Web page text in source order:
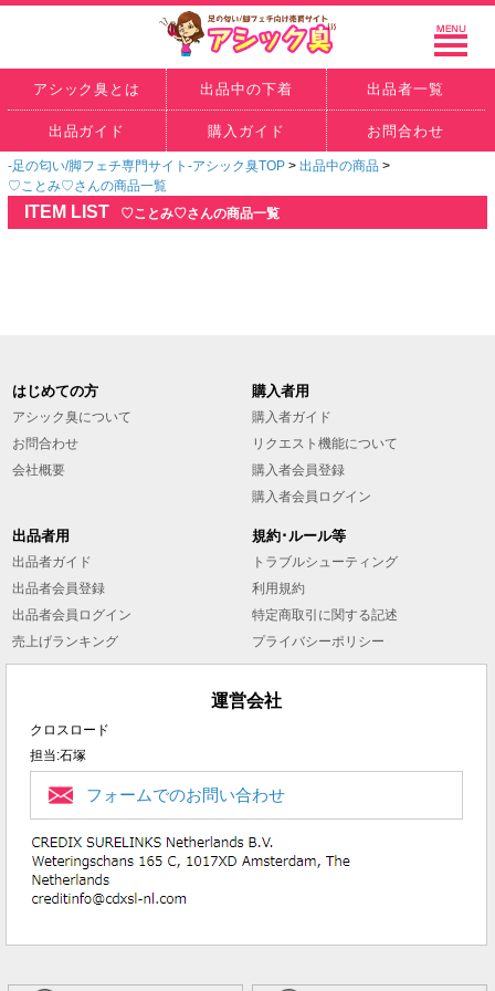
アシック臭とは 出品中の下着 出品者一覧
出品ガイド 購入ガイド お問合わせ
-足の匂い/脚フェチ専門サイト-アシック臭TOP > 出品中の商品 >
♡ことみ♡さんの商品一覧
ITEM LIST ♡ことみ♡さんの商品一覧
はじめての方
アシック臭について
お問合わせ
会社概要
購入者用
購入者ガイド
リクエスト機能について
購入者会員登録
購入者会員ログイン
出品者用
出品者ガイド
出品者会員登録
出品者会員ログイン
売上げランキング
規約･ルール等
トラブルシューティング
利用規約
特定商取引に関する記述
プライバシーポリシー
運営会社
クロスロード
担当:石塚
フォームでのお問い合わせ